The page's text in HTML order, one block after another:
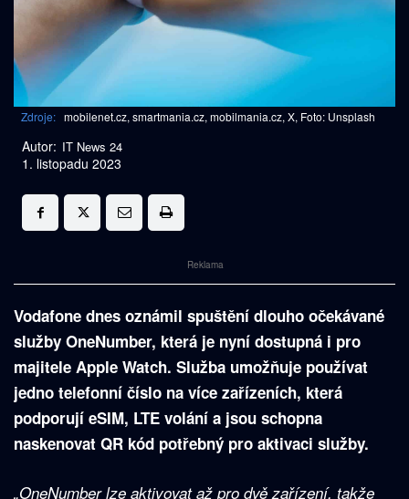
Zdroje: mobilenet.cz, smartmania.cz, mobilmania.cz, X, Foto: Unsplash
Autor: IT News 24
1. listopadu 2023
Reklama
Vodafone dnes oznámil spuštění dlouho očekávané
služby OneNumber, která je nyní dostupná i pro
majitele Apple Watch. Služba umožňuje používat
jedno telefonní číslo na více zařízeních, která
podporují eSIM, LTE volání a jsou schopna
naskenovat QR kód potřebný pro aktivaci služby.
„OneNumber lze aktivovat až pro dvě zařízení, takže